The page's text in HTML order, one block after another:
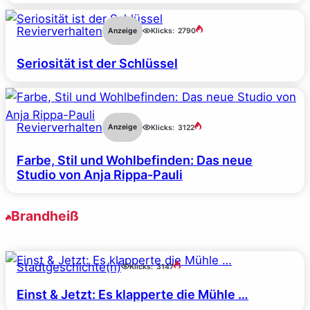
Revierverhalten Anzeige Klicks: 2790
Seriosität ist der Schlüssel
Revierverhalten Anzeige Klicks: 3122
Farbe, Stil und Wohlbefinden: Das neue
Studio von Anja Rippa-Pauli
Brandheiß
Stadtgeschichte(n) Klicks: 3147
Einst & Jetzt: Es klapperte die Mühle …